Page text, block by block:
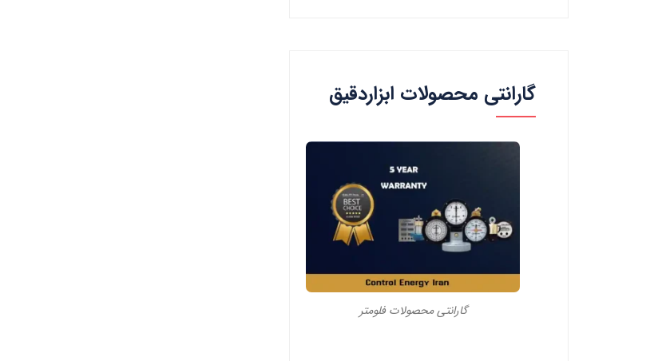
گارانتی محصولات ابزاردقیق
گارانتی محصولات فلومتر